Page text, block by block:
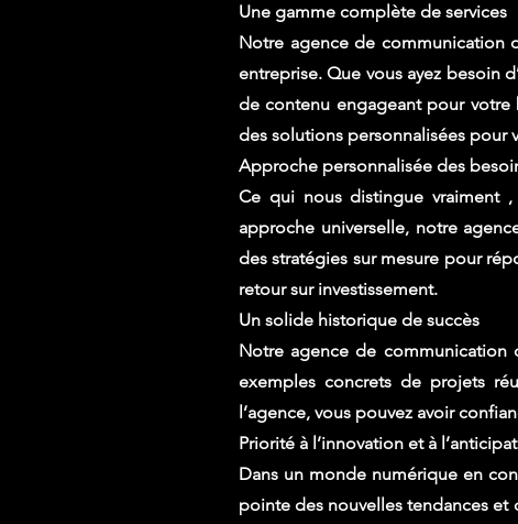
Une gamme complète de services
Notre agence de communication
entreprise. Que vous ayez besoin
de contenu engageant pour
des solutions personnalisées pour
Approche personnalisée des
Ce qui nous distingue vraiment
approche universelle, notre
des stratégies sur mesure pour
retour sur investissement.
Un solide historique de succès
Notre agence de
exemples concrets de projets
l’agence, vous pouvez avoir
Priorité à l’innovation et à
Dans un monde numérique en
pointe des nouvelles tendances